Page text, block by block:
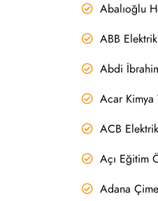
Abalıoğlu
ABB
Abdi
Acar Kimya
ACB
Açı Eğitim
Adana